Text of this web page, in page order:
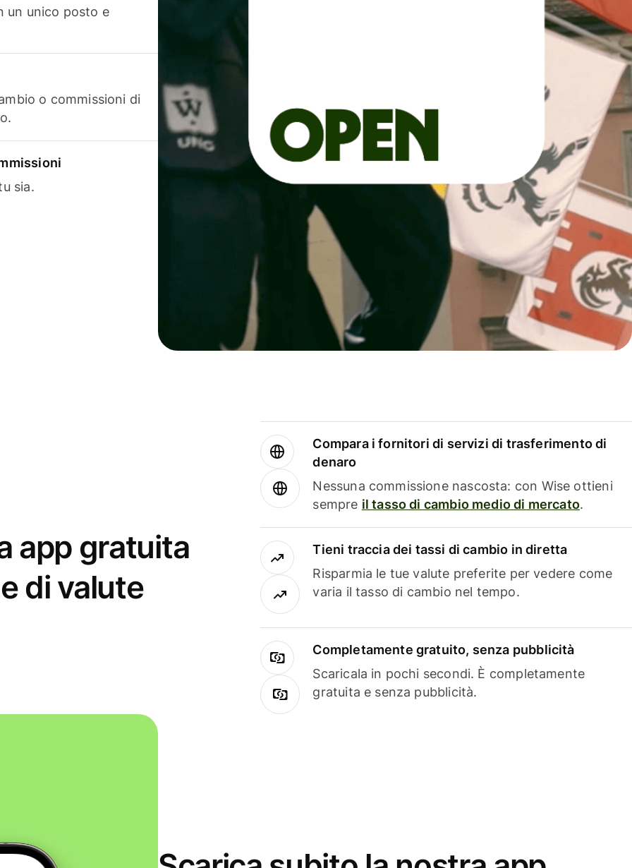
un unico posto e
o commissioni di
sia.
app gratuita
di valute
Compara i fornitori di servizi di trasferimento di
denaro
Nessuna commissione nascosta: con Wise ottieni
sempre il tasso di cambio medio di mercato.
Tieni traccia dei tassi di cambio in diretta
Risparmia le tue valute preferite per vedere come
varia il tasso di cambio nel tempo.
Completamente gratuito, senza pubblicità
Scaricala in pochi secondi. È completamente
gratuita e senza pubblicità.